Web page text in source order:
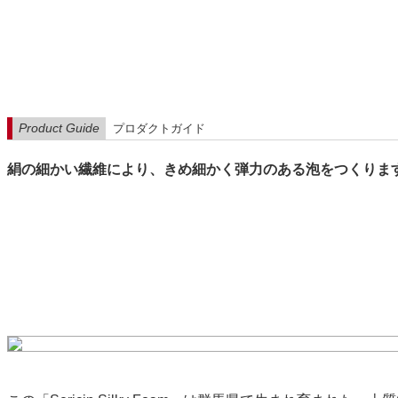
Product Guide プロダクトガイド
絹の細かい繊維により、きめ細かく弾力のある泡をつくりま